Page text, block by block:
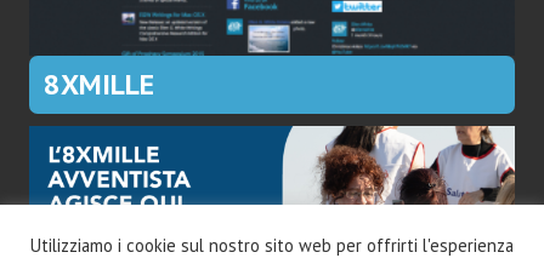
8XMILLE
Utilizziamo i cookie sul nostro sito web per offrirti l'esperienza